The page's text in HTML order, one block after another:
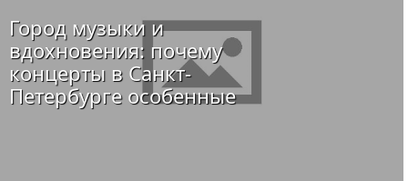
Город музыки и
вдохновения: почему
концерты в Санкт-
Петербурге особенные